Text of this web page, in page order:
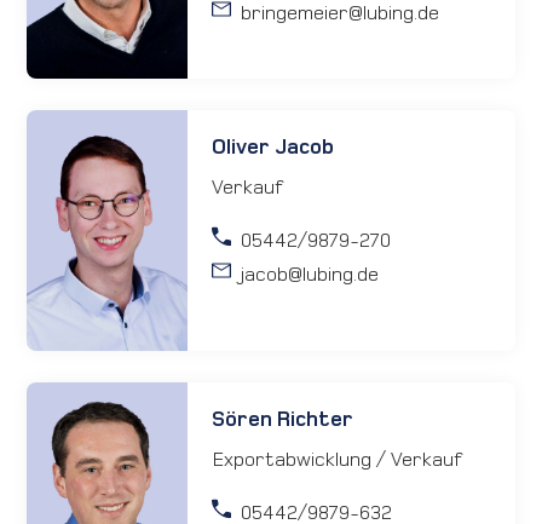
bringemeier@lubing.de
Oliver Jacob
Verkauf
05442/9879-270
jacob@lubing.de
Sören Richter
Exportabwicklung / Verkauf
05442/9879-632